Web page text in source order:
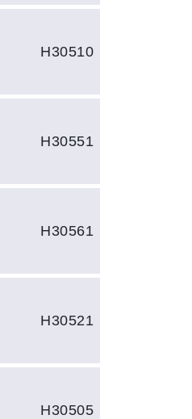
H30510
H30551
H30561
H30521
H30505